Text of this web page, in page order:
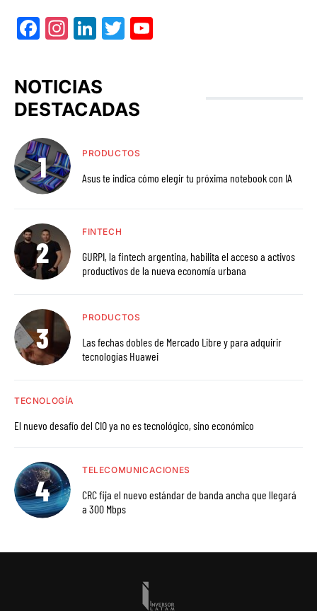
Facebook
Instagram
LinkedIn
Twitter
NOTICIAS
DESTACADAS
PRODUCTOS
Asus te indica cómo elegir tu próxima notebook con IA
FINTECH
GURPI, la fintech argentina, habilita el acceso a activos
productivos de la nueva economía urbana
PRODUCTOS
Las fechas dobles de Mercado Libre y para adquirir
tecnologías Huawei
TECNOLOGÍA
El nuevo desafío del CIO ya no es tecnológico, sino económico
TELECOMUNICACIONES
CRC fija el nuevo estándar de banda ancha que llegará
a 300 Mbps